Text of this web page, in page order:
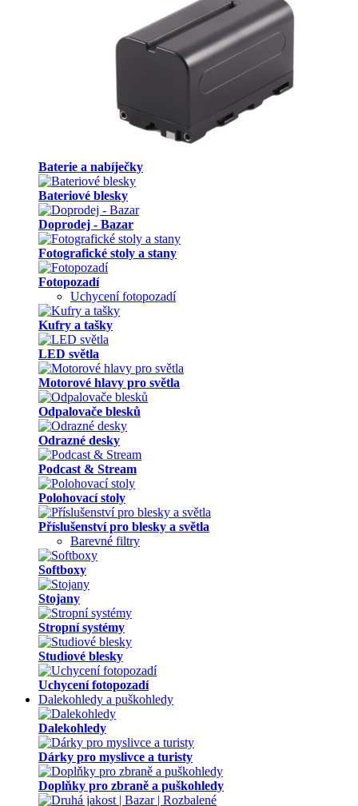
Baterie a nabíječky
Bateriové blesky
Doprodej - Bazar
Fotografické stoly a stany
Fotopozadí
Uchycení fotopozadí
Kufry a tašky
LED světla
Motorové hlavy pro světla
Odpalovače blesků
Odrazné desky
Podcast & Stream
Polohovací stoly
Příslušenství pro blesky a světla
Barevné filtry
Softboxy
Stojany
Stropní systémy
Studiové blesky
Uchycení fotopozadí
Dalekohledy a puškohledy
Dalekohledy
Dárky pro myslivce a turisty
Doplňky pro zbraně a puškohledy